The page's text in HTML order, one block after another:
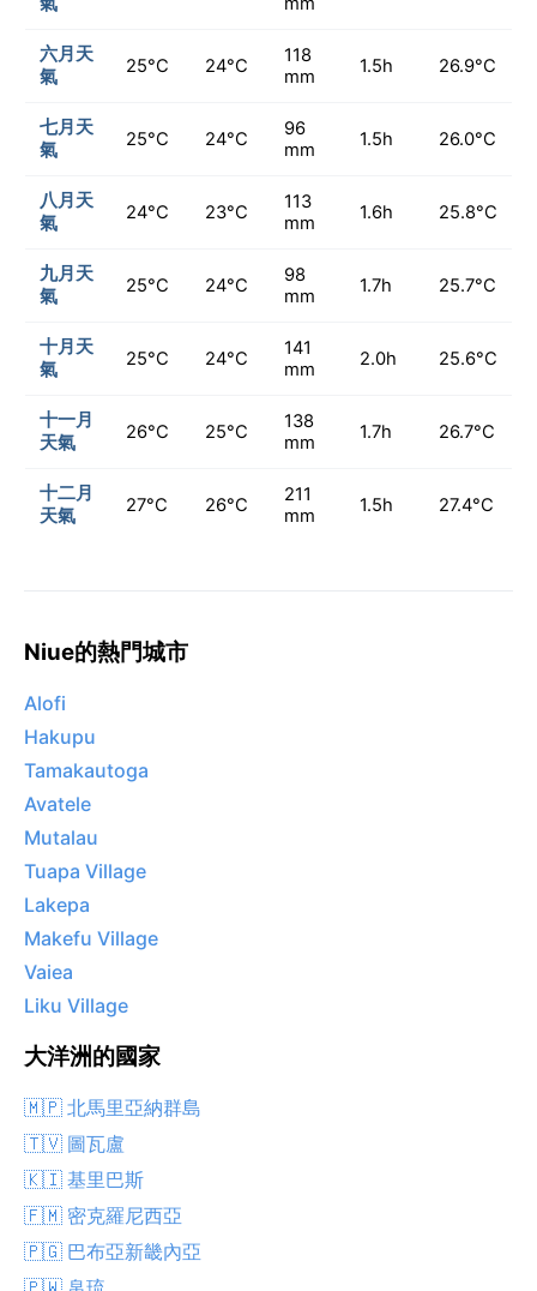
六月天
氣
25°C 24°C
118
mm
1.5h 26.9°C
七月天
氣
25°C 24°C
96
mm
1.5h 26.0°C
八月天
氣
24°C 23°C
113
mm
1.6h 25.8°C
九月天
氣
25°C 24°C
98
mm
1.7h 25.7°C
十月天
氣
25°C 24°C
141
mm
2.0h 25.6°C
十一月
天氣
26°C 25°C
138
mm
1.7h 26.7°C
十二月
天氣
27°C 26°C
211
mm
1.5h 27.4°C
Niue的熱門城市
Alofi
Hakupu
Tamakautoga
Avatele
Mutalau
Tuapa Village
Lakepa
Makefu Village
Vaiea
Liku Village
大洋洲的國家
🇲🇵 北馬里亞納群島
🇹🇻 圖瓦盧
🇰🇮 基里巴斯
🇫🇲 密克羅尼西亞
🇵🇬 巴布亞新畿內亞